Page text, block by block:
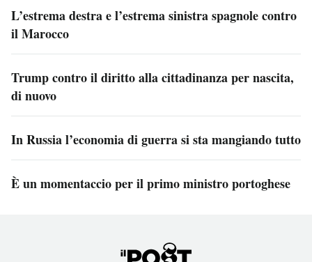
L’estrema destra e l’estrema sinistra spagnole contro
il Marocco
Trump contro il diritto alla cittadinanza per nascita,
di nuovo
In Russia l’economia di guerra si sta mangiando tutto
È un momentaccio per il primo ministro portoghese